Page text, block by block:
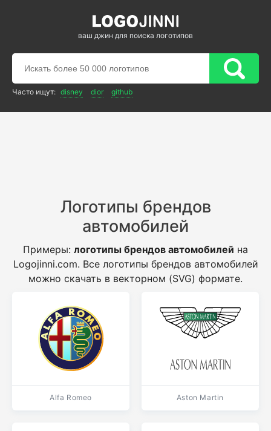
ваш джин для поиска логотипов
Часто ищут: disney dior github
Логотипы брендов
автомобилей
Примеры: логотипы брендов автомобилей на
Logojinni.com. Все логотипы брендов автомобилей
можно скачать в векторном (SVG) формате.
Alfa Romeo Aston Martin